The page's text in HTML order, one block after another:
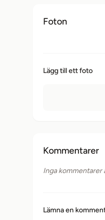
Foton
Lägg till ett foto
Kommentarer
Inga kommentarer
Lämna en